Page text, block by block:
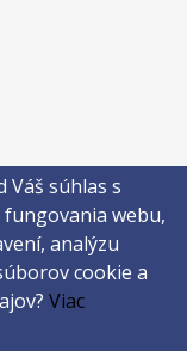
Váš súhlas s
webu,
analýzu
cookie a
Viac